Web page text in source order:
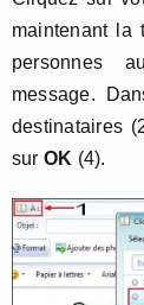
maintenant la
personnes
message.
destinataires
sur OK (4).